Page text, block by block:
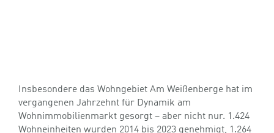
Insbesondere das Wohngebiet Am Weißenberge hat im
vergangenen Jahrzehnt für Dynamik am
Wohnimmobilienmarkt gesorgt – aber nicht nur. 1.424
Wohneinheiten wurden 2014 bis 2023 genehmigt, 1.264